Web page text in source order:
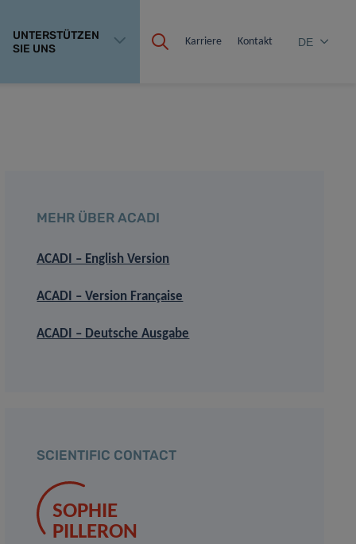
UNTERSTÜTZEN
SIE UNS
Karriere Kontakt DE
MEHR ÜBER ACADI
ACADI – English Version
ACADI – Version Française
ACADI – Deutsche Ausgabe
SCIENTIFIC CONTACT
SOPHIE
PILLERON